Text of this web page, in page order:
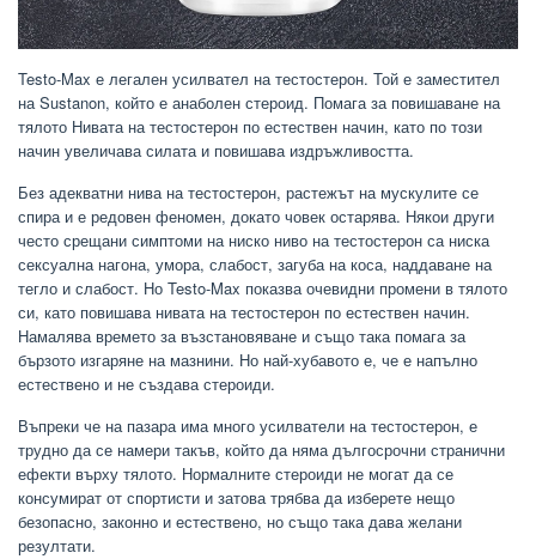
Testo-Max е легален усилвател на тестостерон. Той е заместител
на Sustanon, който е анаболен стероид. Помага за повишаване на
тялото Нивата на тестостерон по естествен начин, като по този
начин увеличава силата и повишава издръжливостта.
Без адекватни нива на тестостерон, растежът на мускулите се
спира и е редовен феномен, докато човек остарява. Някои други
често срещани симптоми на ниско ниво на тестостерон са ниска
сексуална нагона, умора, слабост, загуба на коса, наддаване на
тегло и слабост. Но Testo-Max показва очевидни промени в тялото
си, като повишава нивата на тестостерон по естествен начин.
Намалява времето за възстановяване и също така помага за
бързото изгаряне на мазнини. Но най-хубавото е, че е напълно
естествено и не създава стероиди.
Въпреки че на пазара има много усилватели на тестостерон, е
трудно да се намери такъв, който да няма дългосрочни странични
ефекти върху тялото. Нормалните стероиди не могат да се
консумират от спортисти и затова трябва да изберете нещо
безопасно, законно и естествено, но също така дава желани
резултати.